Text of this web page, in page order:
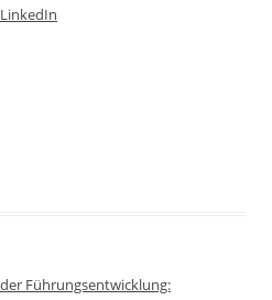
Führungsentwicklung: